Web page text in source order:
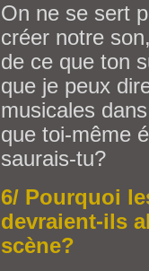
On ne se sert
créer notre
de ce que ton
que je peux
musicales
que toi-même
saurais-tu?
6/ Pourquoi
devraient-ils
scène?